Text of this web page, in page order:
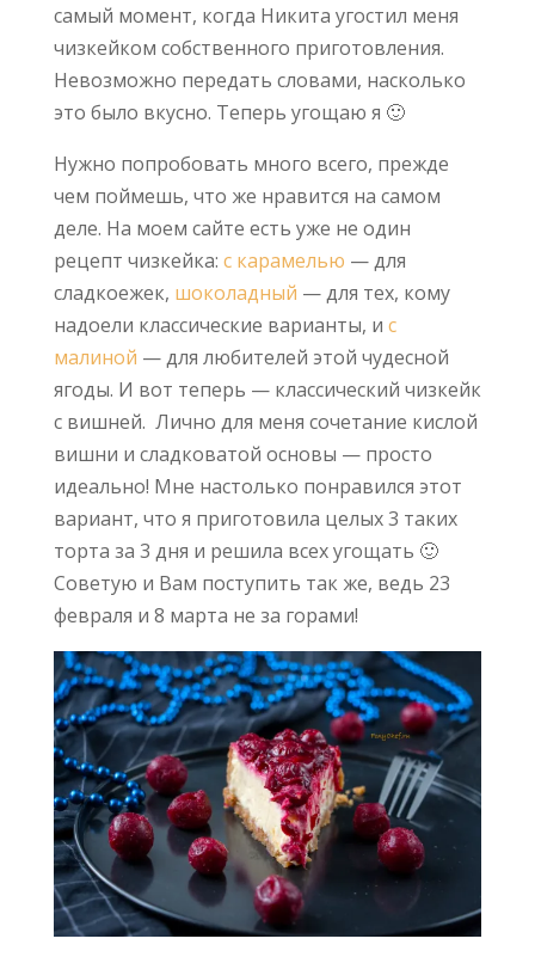
самый момент, когда Никита угостил меня
чизкейком собственного приготовления.
Невозможно передать словами, насколько
это было вкусно. Теперь угощаю я 🙂
Нужно попробовать много всего, прежде
чем поймешь, что же нравится на самом
деле. На моем сайте есть уже не один
рецепт чизкейка: с карамелью — для
сладкоежек, шоколадный — для тех, кому
надоели классические варианты, и с
малиной — для любителей этой чудесной
ягоды. И вот теперь — классический чизкейк
с вишней. Лично для меня сочетание кислой
вишни и сладковатой основы — просто
идеально! Мне настолько понравился этот
вариант, что я приготовила целых 3 таких
торта за 3 дня и решила всех угощать 🙂
Советую и Вам поступить так же, ведь 23
февраля и 8 марта не за горами!